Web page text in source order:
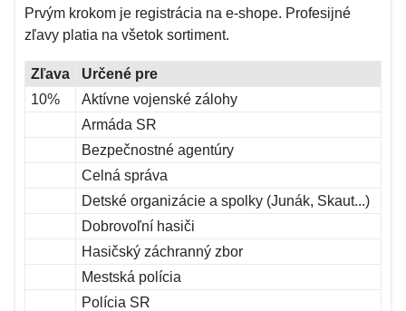
Prvým krokom je registrácia na e-shope. Profesijné
zľavy platia na všetok sortiment.
Zľava
Určené pre
10%
Aktívne vojenské zálohy
Armáda SR
Bezpečnostné agentúry
Celná správa
Detské organizácie a spolky (Junák, Skaut...)
Dobrovoľní hasiči
Hasičský záchranný zbor
Mestská polícia
Polícia SR